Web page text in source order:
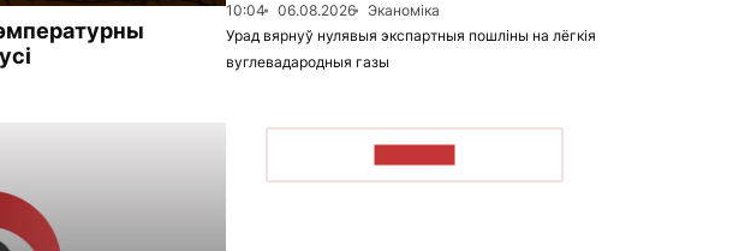
10:04
06.08.2026
Эканоміка
Урад вярнуў нулявыя экспартныя пошліны на лёгкія
вуглевадародныя газы